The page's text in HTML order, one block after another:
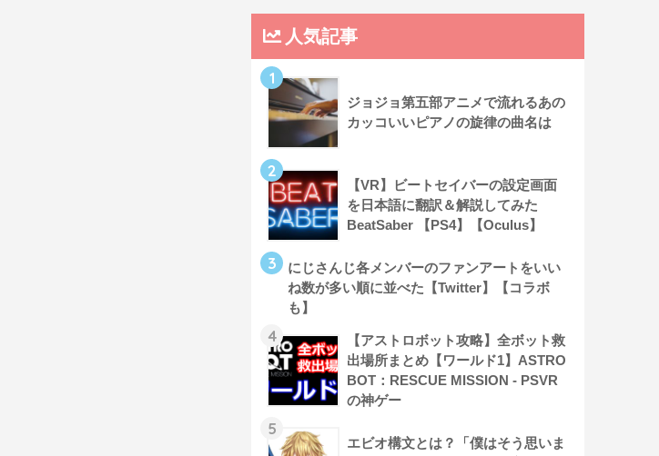
人気記事
1
ジョジョ第五部アニメで流れるあの
カッコいいピアノの旋律の曲名は
2
【VR】ビートセイバーの設定画面
を日本語に翻訳＆解説してみた
BeatSaber 【PS4】【Oculus】
3
にじさんじ各メンバーのファンアートをいい
ね数が多い順に並べた【Twitter】【コラボ
も】
4
【アストロボット攻略】全ボット救
出場所まとめ【ワールド1】ASTRO
BOT：RESCUE MISSION - PSVR
の神ゲー
5
エビオ構文とは？「僕はそう思いま